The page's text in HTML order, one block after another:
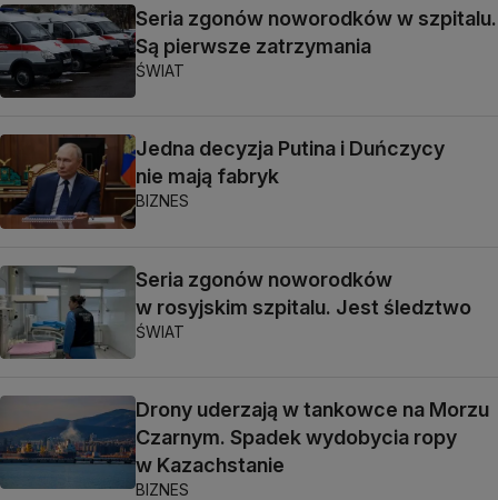
Seria zgonów noworodków w szpitalu.
Są pierwsze zatrzymania
ŚWIAT
Jedna decyzja Putina i Duńczycy
nie mają fabryk
BIZNES
Seria zgonów noworodków
w rosyjskim szpitalu. Jest śledztwo
ŚWIAT
Drony uderzają w tankowce na Morzu
Czarnym. Spadek wydobycia ropy
w Kazachstanie
BIZNES